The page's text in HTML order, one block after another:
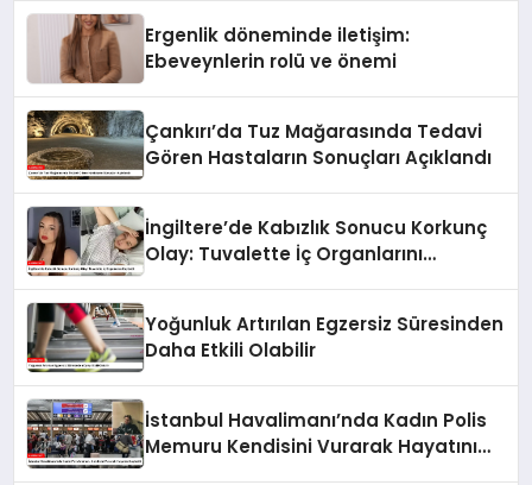
Ergenlik döneminde iletişim:
Ebeveynlerin rolü ve önemi
Çankırı’da Tuz Mağarasında Tedavi
Gören Hastaların Sonuçları Açıklandı
İngiltere’de Kabızlık Sonucu Korkunç
Olay: Tuvalette İç Organlarını
Yoğunluk Artırılan Egzersiz Süresinden
Daha Etkili Olabilir
İstanbul Havalimanı’nda Kadın Polis
Memuru Kendisini Vurarak Hayatını